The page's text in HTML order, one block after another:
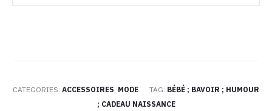
CATEGORIES: ACCESSOIRES MODE TAG: BÉBÉ ; BAVOIR ; HUMOUR
; CADEAU NAISSANCE